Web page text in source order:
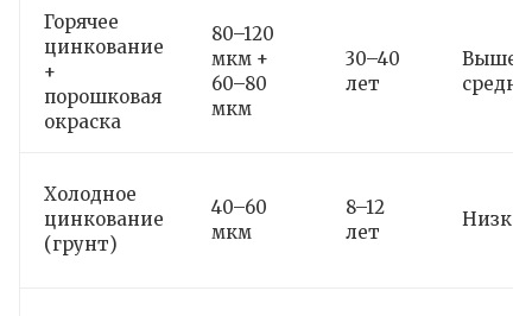
Горячее
цинкование
+
порошковая
окраска
80–120
мкм +
60–80
мкм
30–40
лет
Выше
Холодное
цинкование
(грунт)
40–60
мкм
8–12
лет
Низкая